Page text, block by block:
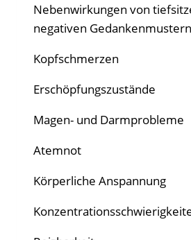
Nebenwirkungen von
negativen
Kopfschmerzen
Erschöpfungszustände
Magen- und Darmprobleme
Atemnot
Körperliche Anspannung